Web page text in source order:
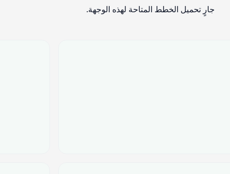
جارٍ تحميل الخطط المتاحة لهذه الوجهة.